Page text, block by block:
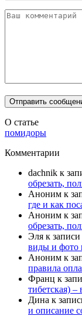
О статье
помидоры
Комментарии
dachnik к
обрезать,
Аноним к
где и как
Аноним к
обрезать,
Эля к записи
виды и фото
Аноним к
правила
Франц к
тибетская)
Дина к
и описание